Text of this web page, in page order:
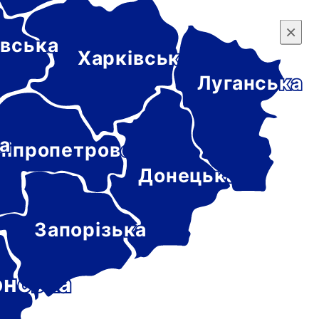
×
Донецька
Харківська
Луганська
Запорізька
×